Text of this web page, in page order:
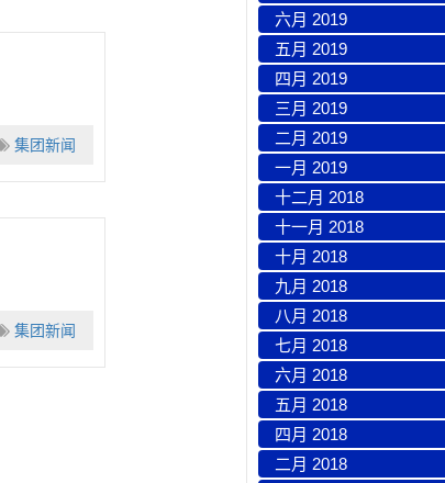
集团新闻
集团新闻
六月 2019
五月 2019
四月 2019
三月 2019
二月 2019
一月 2019
十二月 2018
十一月 2018
十月 2018
九月 2018
八月 2018
七月 2018
六月 2018
五月 2018
四月 2018
二月 2018